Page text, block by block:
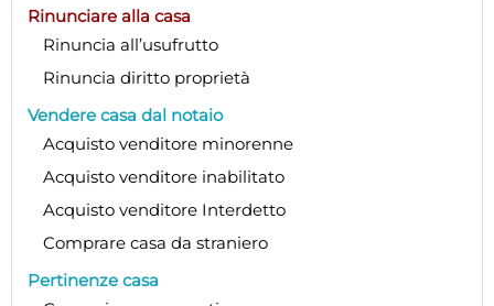
Rinunciare alla casa
Rinuncia all’usufrutto
Rinuncia diritto proprietà
Vendere casa dal notaio
Acquisto venditore minorenne
Acquisto venditore inabilitato
Acquisto venditore Interdetto
Comprare casa da straniero
Pertinenze casa